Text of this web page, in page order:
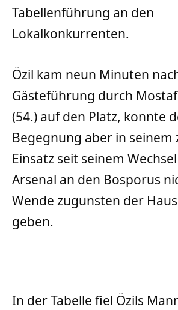
Tabellenführung an den
Lokalkonkurrenten.
Özil kam neun Minuten
Gästeführung durch
(54.) auf den Platz, konnte
Begegnung aber in seinem
Einsatz seit seinem
Arsenal an den Bosporus
Wende zugunsten der
geben.
In der Tabelle fiel Özils